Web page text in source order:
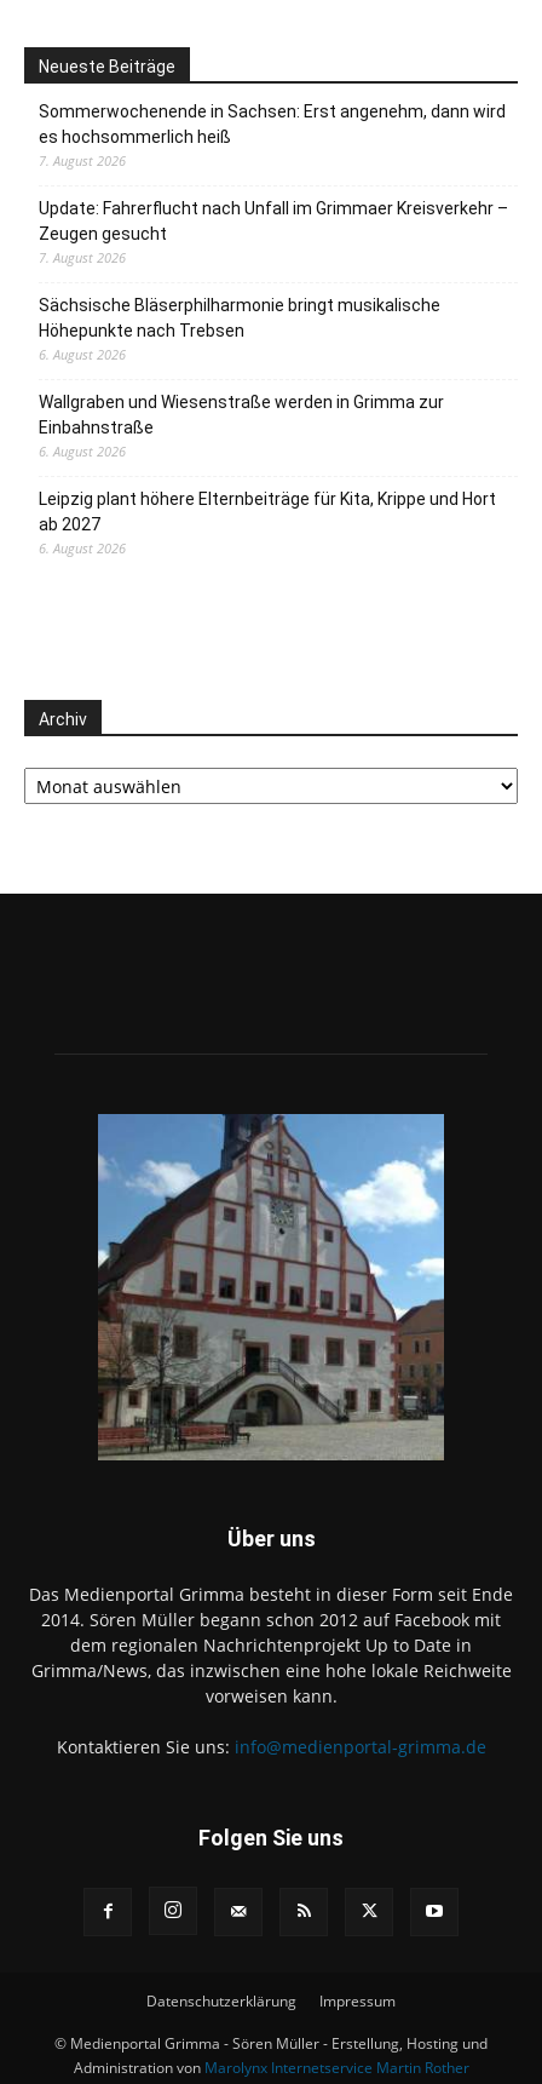
Neueste Beiträge
Sommerwochenende in Sachsen: Erst angenehm, dann wird
es hochsommerlich heiß
7. August 2026
Update: Fahrerflucht nach Unfall im Grimmaer Kreisverkehr –
Zeugen gesucht
7. August 2026
Sächsische Bläserphilharmonie bringt musikalische
Höhepunkte nach Trebsen
6. August 2026
Wallgraben und Wiesenstraße werden in Grimma zur
Einbahnstraße
6. August 2026
Leipzig plant höhere Elternbeiträge für Kita, Krippe und Hort
ab 2027
6. August 2026
Archiv
Archiv
Über uns
Das Medienportal Grimma besteht in dieser Form seit Ende
2014. Sören Müller begann schon 2012 auf Facebook mit
dem regionalen Nachrichtenprojekt Up to Date in
Grimma/News, das inzwischen eine hohe lokale Reichweite
vorweisen kann.
Kontaktieren Sie uns: info@medienportal-grimma.de
Folgen Sie uns
Datenschutzerklärung Impressum
© Medienportal Grimma - Sören Müller - Erstellung, Hosting und
Administration von Marolynx Internetservice Martin Rother